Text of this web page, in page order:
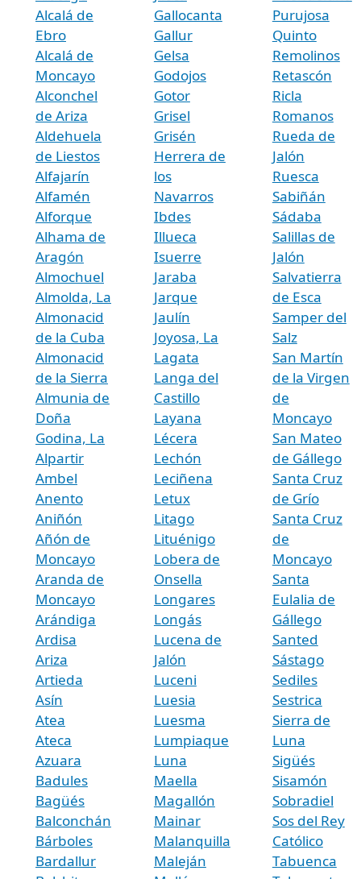
Alcalá de
Ebro
Alcalá de
Moncayo
Alconchel
de Ariza
Aldehuela
de Liestos
Alfajarín
Alfamén
Alforque
Alhama de
Aragón
Almochuel
Almolda, La
Almonacid
de la Cuba
Almonacid
de la Sierra
Almunia de
Doña
Godina, La
Alpartir
Ambel
Anento
Aniñón
Añón de
Moncayo
Aranda de
Moncayo
Arándiga
Ardisa
Ariza
Artieda
Asín
Atea
Ateca
Azuara
Badules
Bagüés
Balconchán
Bárboles
Bardallur
Gallocanta
Gallur
Gelsa
Godojos
Gotor
Grisel
Grisén
Herrera de
los
Navarros
Ibdes
Illueca
Isuerre
Jaraba
Jarque
Jaulín
Joyosa, La
Lagata
Langa del
Castillo
Layana
Lécera
Lechón
Leciñena
Letux
Litago
Lituénigo
Lobera de
Onsella
Longares
Longás
Lucena de
Jalón
Luceni
Luesia
Luesma
Lumpiaque
Luna
Maella
Magallón
Mainar
Malanquilla
Maleján
Purujosa
Quinto
Remolinos
Retascón
Ricla
Romanos
Rueda de
Jalón
Ruesca
Sabiñán
Sádaba
Salillas de
Jalón
Salvatierra
de Esca
Samper del
Salz
San Martín
de la Virgen
de
Moncayo
San Mateo
de Gállego
Santa Cruz
de Grío
Santa Cruz
de
Moncayo
Santa
Eulalia de
Gállego
Santed
Sástago
Sediles
Sestrica
Sierra de
Luna
Sigüés
Sisamón
Sobradiel
Sos del Rey
Católico
Tabuenca